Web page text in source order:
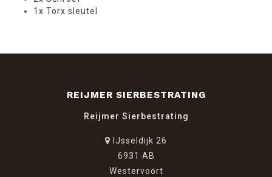
1x Torx sleutel
REIJMER SIERBESTRATING
Reijmer Sierbestrating
IJsseldijk 26
6931 AB
Westervoort